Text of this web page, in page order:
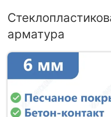
арматура